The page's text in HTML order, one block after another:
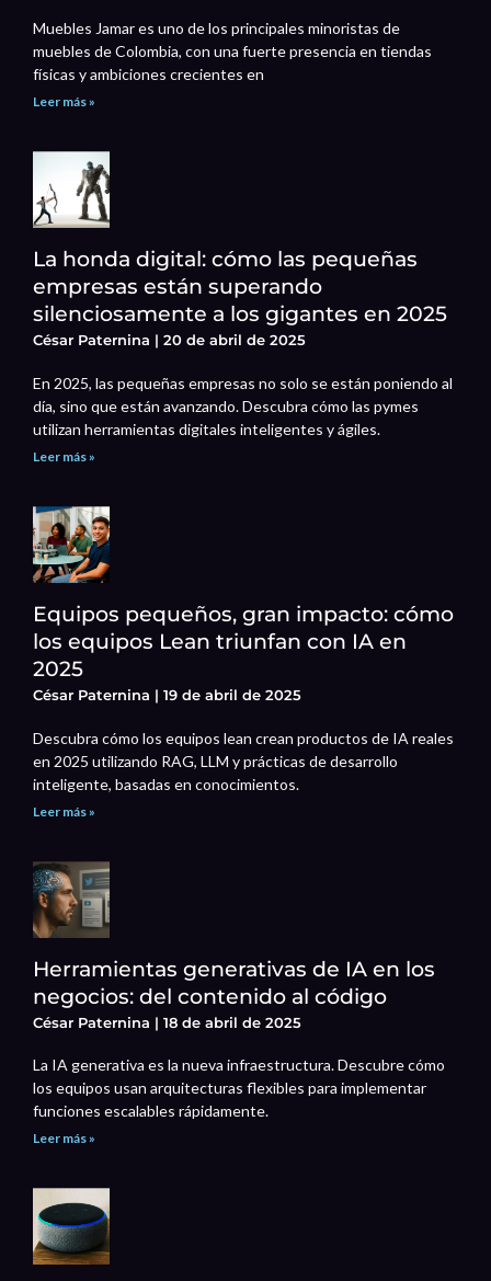
Muebles Jamar es uno de los principales minoristas de
muebles de Colombia, con una fuerte presencia en tiendas
físicas y ambiciones crecientes en
Leer más »
La honda digital: cómo las pequeñas
empresas están superando
silenciosamente a los gigantes en 2025
César Paternina 20 de abril de 2025
En 2025, las pequeñas empresas no solo se están poniendo al
día, sino que están avanzando. Descubra cómo las pymes
utilizan herramientas digitales inteligentes y ágiles.
Leer más »
Equipos pequeños, gran impacto: cómo
los equipos Lean triunfan con IA en
2025
César Paternina 19 de abril de 2025
Descubra cómo los equipos lean crean productos de IA reales
en 2025 utilizando RAG, LLM y prácticas de desarrollo
inteligente, basadas en conocimientos.
Leer más »
Herramientas generativas de IA en los
negocios: del contenido al código
César Paternina 18 de abril de 2025
La IA generativa es la nueva infraestructura. Descubre cómo
los equipos usan arquitecturas flexibles para implementar
funciones escalables rápidamente.
Leer más »